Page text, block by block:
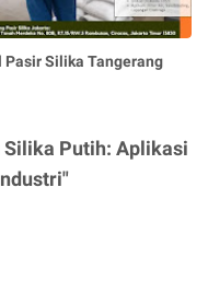
Pasir Silika Tangerang
Silika Putih: Aplikasi